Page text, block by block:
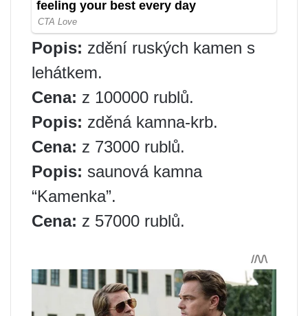
Popis: zdění ruských kamen s
lehátkem.
Cena: z 100000 rublů.
Popis: zděná kamna-krb.
Cena: z 73000 rublů.
Popis: saunová kamna
“Kamenka”.
Cena: z 57000 rublů.